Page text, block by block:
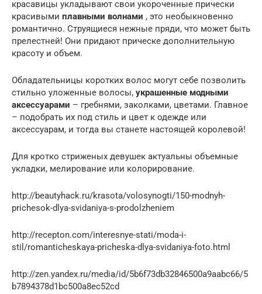
красавицы укладывают свои укороченные прически
красивыми плавными волнами , это необыкновенно
романтично. Струящиеся нежные пряди, что может быть
прелестней! Они придают прическе дополнительную
красоту и объем.
Обладательницы коротких волос могут себе позволить
стильно уложенные волосы, украшенные модными
аксессуарами – гребнями, заколками, цветами. Главное
– подобрать их под стиль и цвет к одежде или
аксессуарам, и тогда вы станете настоящей королевой!
Для кротко стриженых девушек актуальны объемные
укладки, мелирование или колорирование.
http://beautyhack.ru/krasota/volosynogti/150-modnyh-
prichesok-dlya-svidaniya-s-prodolzheniem
http://recepton.com/interesnye-stati/moda-i-
stil/romanticheskaya-pricheska-dlya-svidaniya-foto.html
http://zen.yandex.ru/media/id/5b6f73db32846500a9aabc66/5
b7894378d1bc500a8ec52cd